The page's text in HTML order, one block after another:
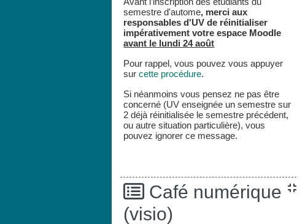
semestre d'autome, merci aux
responsables d'UV de réinitialiser
impérativement votre espace Moodle
avant le lundi 24 août
Pour rappel, vous pouvez vous appuyer
surcette procédure.
Si néanmoins vous pensez ne pas être
concerné (UV enseignée un semestre sur
2 déjà réinitialisée le semestre précédent,
ou autre situation particulière), vous
pouvez ignorer ce message.
Café numérique
(visio)